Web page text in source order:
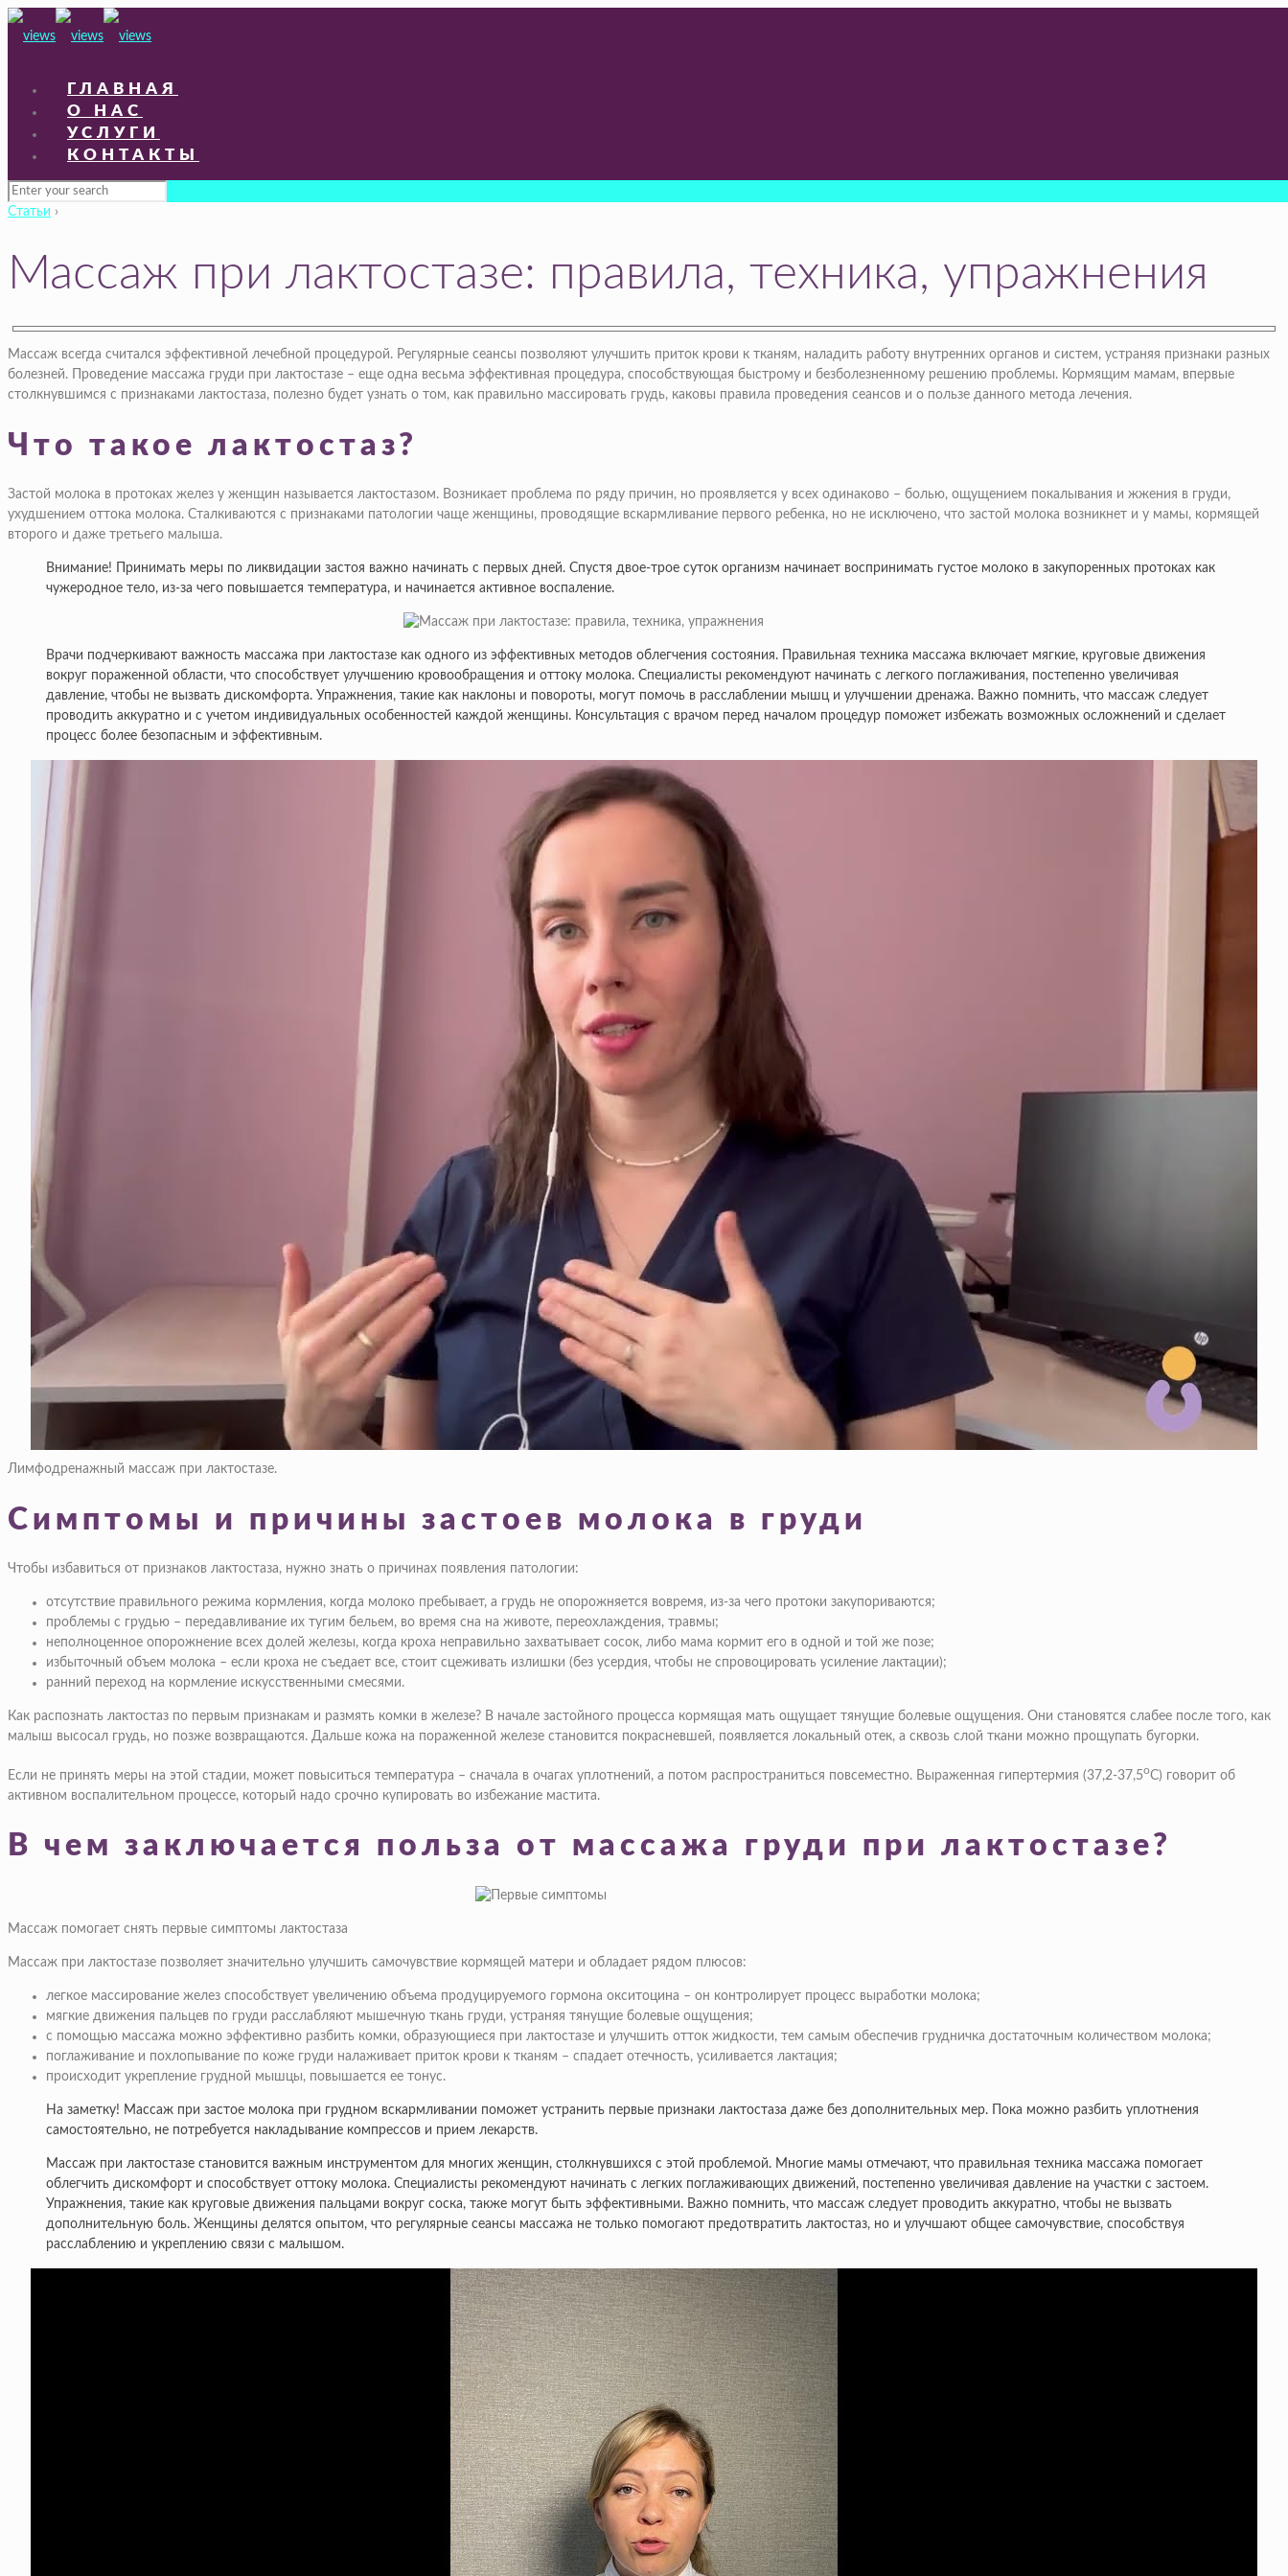
ГЛАВНАЯ
О НАС
УСЛУГИ
КОНТАКТЫ
Статьи ›
Массаж при лактостазе: правила, техника, упражнения
Массаж всегда считался эффективной лечебной процедурой. Регулярные сеансы позволяют улучшить приток крови к тканям, наладить работу внутренних органов и систем, устраняя признаки разных
болезней. Проведение массажа груди при лактостазе – еще одна весьма эффективная процедура, способствующая быстрому и безболезненному решению проблемы. Кормящим мамам, впервые
столкнувшимся с признаками лактостаза, полезно будет узнать о том, как правильно массировать грудь, каковы правила проведения сеансов и о пользе данного метода лечения.
Что такое лактостаз?
Застой молока в протоках желез у женщин называется лактостазом. Возникает проблема по ряду причин, но проявляется у всех одинаково – болью, ощущением покалывания и жжения в груди,
ухудшением оттока молока. Сталкиваются с признаками патологии чаще женщины, проводящие вскармливание первого ребенка, но не исключено, что застой молока возникнет и у мамы, кормящей
второго и даже третьего малыша.
Внимание! Принимать меры по ликвидации застоя важно начинать с первых дней. Спустя двое-трое суток организм начинает воспринимать густое молоко в закупоренных протоках как
чужеродное тело, из-за чего повышается температура, и начинается активное воспаление.
Врачи подчеркивают важность массажа при лактостазе как одного из эффективных методов облегчения состояния. Правильная техника массажа включает мягкие, круговые движения
вокруг пораженной области, что способствует улучшению кровообращения и оттоку молока. Специалисты рекомендуют начинать с легкого поглаживания, постепенно увеличивая
давление, чтобы не вызвать дискомфорта. Упражнения, такие как наклоны и повороты, могут помочь в расслаблении мышц и улучшении дренажа. Важно помнить, что массаж следует
проводить аккуратно и с учетом индивидуальных особенностей каждой женщины. Консультация с врачом перед началом процедур поможет избежать возможных осложнений и сделает
процесс более безопасным и эффективным.
Лимфодренажный массаж при лактостазе.
Симптомы и причины застоев молока в груди
Чтобы избавиться от признаков лактостаза, нужно знать о причинах появления патологии:
отсутствие правильного режима кормления, когда молоко пребывает, а грудь не опорожняется вовремя, из-за чего протоки закупориваются;
проблемы с грудью – передавливание их тугим бельем, во время сна на животе, переохлаждения, травмы;
неполноценное опорожнение всех долей железы, когда кроха неправильно захватывает сосок, либо мама кормит его в одной и той же позе;
избыточный объем молока – если кроха не съедает все, стоит сцеживать излишки (без усердия, чтобы не спровоцировать усиление лактации);
ранний переход на кормление искусственными смесями.
Как распознать лактостаз по первым признакам и размять комки в железе? В начале застойного процесса кормящая мать ощущает тянущие болевые ощущения. Они становятся слабее после того, как
малыш высосал грудь, но позже возвращаются. Дальше кожа на пораженной железе становится покрасневшей, появляется локальный отек, а сквозь слой ткани можно прощупать бугорки.
Если не принять меры на этой стадии, может повыситься температура – сначала в очагах уплотнений, а потом распространиться повсеместно. Выраженная гипертермия (37,2-37,5оС) говорит об
активном воспалительном процессе, который надо срочно купировать во избежание мастита.
В чем заключается польза от массажа груди при лактостазе?
Массаж помогает снять первые симптомы лактостаза
Массаж при лактостазе позволяет значительно улучшить самочувствие кормящей матери и обладает рядом плюсов:
легкое массирование желез способствует увеличению объема продуцируемого гормона окситоцина – он контролирует процесс выработки молока;
мягкие движения пальцев по груди расслабляют мышечную ткань груди, устраняя тянущие болевые ощущения;
с помощью массажа можно эффективно разбить комки, образующиеся при лактостазе и улучшить отток жидкости, тем самым обеспечив грудничка достаточным количеством молока;
поглаживание и похлопывание по коже груди налаживает приток крови к тканям – спадает отечность, усиливается лактация;
происходит укрепление грудной мышцы, повышается ее тонус.
На заметку! Массаж при застое молока при грудном вскармливании поможет устранить первые признаки лактостаза даже без дополнительных мер. Пока можно разбить уплотнения
самостоятельно, не потребуется накладывание компрессов и прием лекарств.
Массаж при лактостазе становится важным инструментом для многих женщин, столкнувшихся с этой проблемой. Многие мамы отмечают, что правильная техника массажа помогает
облегчить дискомфорт и способствует оттоку молока. Специалисты рекомендуют начинать с легких поглаживающих движений, постепенно увеличивая давление на участки с застоем.
Упражнения, такие как круговые движения пальцами вокруг соска, также могут быть эффективными. Важно помнить, что массаж следует проводить аккуратно, чтобы не вызвать
дополнительную боль. Женщины делятся опытом, что регулярные сеансы массажа не только помогают предотвратить лактостаз, но и улучшают общее самочувствие, способствуя
расслаблению и укреплению связи с малышом.